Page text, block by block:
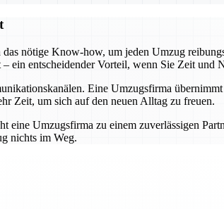
nötige Know-how, um jeden Umzug
ein entscheidender Vorteil, wenn Sie Zeit und
Eine Umzugsfirma
Zeit, um sich auf den neuen Alltag zu freuen.
Umzugsfirma zu einem zuverlässigen
nichts im Weg.